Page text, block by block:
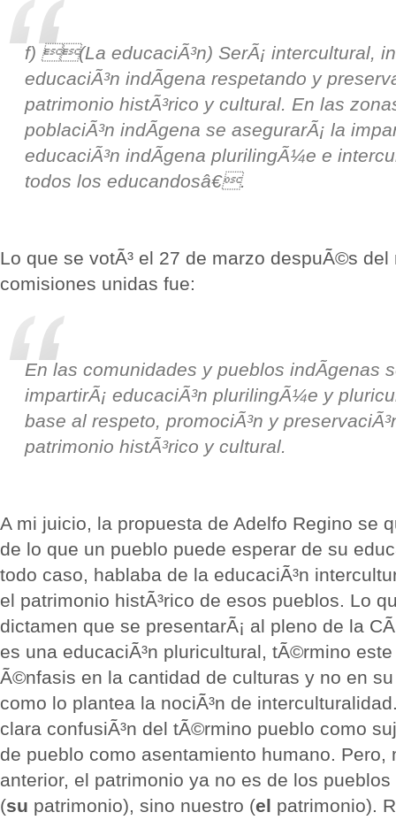
f) (La educaciÃ³n) SerÃ¡ intercultural,
educaciÃ³n indÃ­gena respetando y
patrimonio histÃ³rico y cultural. En las
poblaciÃ³n indÃ­gena se asegurarÃ¡ la
educaciÃ³n indÃ­gena plurilingÃ¼e e
todos los educandosâ€.
Lo que se votÃ³ el 27 de marzo despuÃ©s
comisiones unidas fue:
En las comunidades y pueblos indÃ­genas
impartirÃ¡ educaciÃ³n plurilingÃ¼e y
base al respeto, promociÃ³n y
patrimonio histÃ³rico y cultural.
A mi juicio, la propuesta de Adelfo Regino se
de lo que un pueblo puede esperar de su
todo caso, hablaba de la educaciÃ³n
el patrimonio histÃ³rico de esos pueblos. Lo
dictamen que se presentarÃ¡ al pleno de la
es una educaciÃ³n pluricultural, tÃ©rmino
Ã©nfasis en la cantidad de culturas y no en
como lo plantea la nociÃ³n de
clara confusiÃ³n del tÃ©rmino pueblo como
de pueblo como asentamiento humano. Pero,
anterior, el patrimonio ya no es de los
(su patrimonio), sino nuestro (el patrimonio).